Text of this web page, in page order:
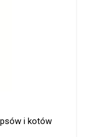
psów i kotów